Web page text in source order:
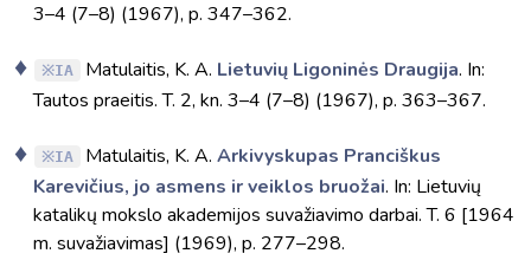
3–4 (7–8) (1967), p. 347–362.
IA Matulaitis, K. A. Lietuvių Ligoninės Draugija. In:
Tautos praeitis. T. 2, kn. 3–4 (7–8) (1967), p. 363–367.
IA Matulaitis, K. A. Arkivyskupas Pranciškus
Karevičius, jo asmens ir veiklos bruožai. In: Lietuvių
katalikų mokslo akademijos suvažiavimo darbai. T. 6 [1964
m. suvažiavimas] (1969), p. 277–298.